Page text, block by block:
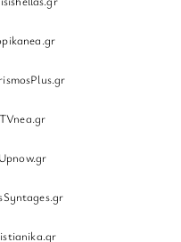
TVnea.gr
Upnow.gr